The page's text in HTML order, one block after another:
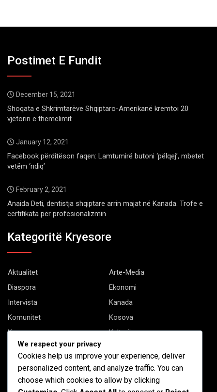
Postimet E Fundit
December 15, 2021
Shoqata e Shkrimtarëve Shqiptaro-Amerikanë kremtoi 20
vjetorin e themelimit
January 12, 2021
Facebook përditëson faqen: Lamtumirë butoni ‘pëlqej’, mbetet
vetëm ‘ndiq’
February 2, 2021
Anaida Deti, dentistja shqiptare arrin majat në Kanada. Trofe e
certifikata për profesionalizmin
Kategoritë Kryesore
Aktualitet
Arte-Media
Diaspora
Ekonomi
Intervista
Kanada
Komunitet
Kosova
Kryesore
Kulturë
Letërsi
Shqipëria
Shqiptarët në biznes
Stil Jete
We respect your privacy
Cookies help us improve your experience, deliver
personalized content, and analyze traffic. You can
choose which cookies to allow by clicking